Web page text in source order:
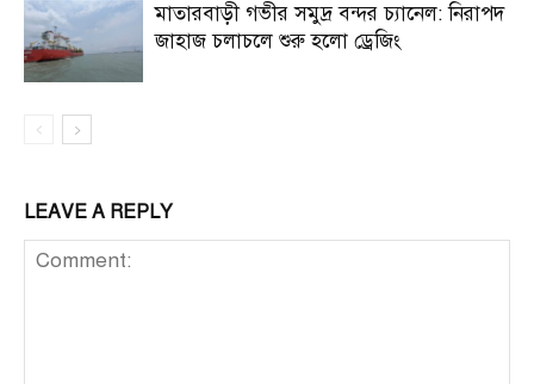
মাতারবাড়ী গভীর সমুদ্র বন্দর চ্যানেল: নিরাপদ
জাহাজ চলাচলে শুরু হলো ড্রেজিং
LEAVE A REPLY